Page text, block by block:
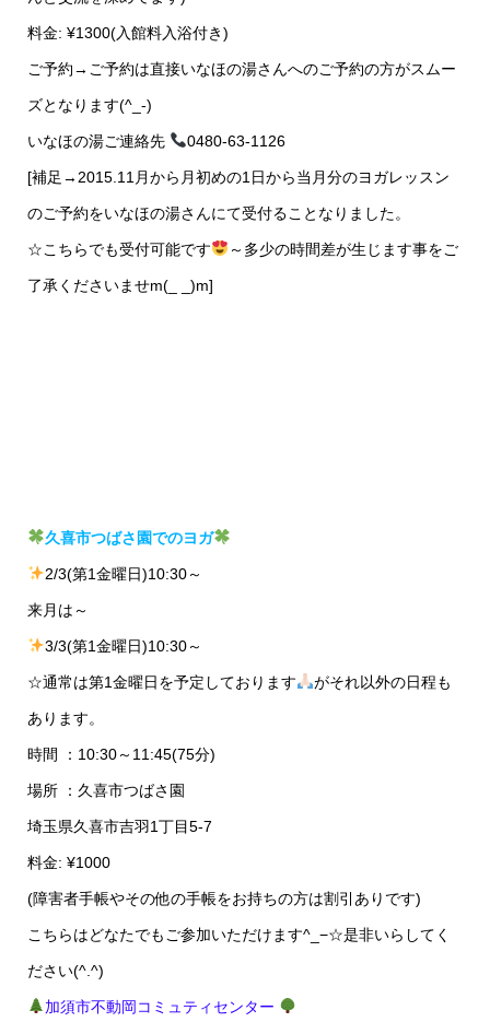
料金: ¥1300(入館料入浴付き)
ご予約→ご予約は直接いなほの湯さんへのご予約の方がスムー
ズとなります(^_-)
いなほの湯ご連絡先 0480-63-1126
[補足→2015.11月から月初めの1日から当月分のヨガレッスン
のご予約をいなほの湯さんにて受付ることなりました。
☆こちらでも受付可能です ～多少の時間差が生じます事をご
了承くださいませm(_ _)m]
久喜市つばさ園でのヨガ
2/3(第1金曜日)10:30～
来月は～
3/3(第1金曜日)10:30～
☆通常は第1金曜日を予定しております がそれ以外の日程も
あります。
時間 ：10:30～11:45(75分)
場所 ：久喜市つばさ園
埼玉県久喜市吉羽1丁目5-7
料金: ¥1000
(障害者手帳やその他の手帳をお持ちの方は割引ありです)
こちらはどなたでもご参加いただけます^_−☆是非いらしてく
ださい(^.^)
加須市不動岡コミュティセンター